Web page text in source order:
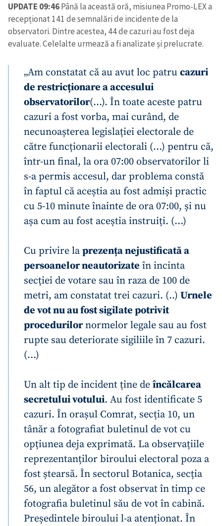
UPDATE 09:46Până la această oră, misiunea Promo-LEX a
recepționat 141 de semnalări de incidente de la
observatori. Dintre acestea, 44 de cazuri au fost deja
evaluate. Celelalte urmează a fi analizate și prelucrate.
„Am constatat că au avut loc patru cazuri
de restricționare a accesului
observatorilor(…). În toate aceste patru
cazuri a fost vorba, mai curând, de
necunoașterea legislației electorale de
către funcționarii electorali (…) pentru că,
într-un final, la ora 07:00 observatorilor li
s-a permis accesul, dar problema constă
în faptul că aceștia au fost admiși practic
cu 5-10 minute înainte de ora 07:00, și nu
așa cum au fost aceștia instruiți. (…)
Cu privire laprezența nejustificată a
persoanelor neautorizate în incinta
secției de votare sau în raza de 100 de
metri, am constatat trei cazuri. (..) Urnele
de vot nu au fost sigilate potrivit
procedurilornormelor legale sau au fost
rupte sau deteriorate sigiliile în 7 cazuri.
(…)
Un alt tip de incident ține deîncălcarea
secretului votului. Au fost identificate 5
cazuri. În orașul Comrat, secția 10, un
tânăr a fotografiat buletinul de vot cu
opțiunea deja exprimată. La observațiile
reprezentanților biroului electoral poza a
fost ștearsă. În sectorul Botanica, secția
56, un alegător a fost observat în timp ce
fotografia buletinul său de vot în cabină.
Președintele biroului l-a atenționat. În